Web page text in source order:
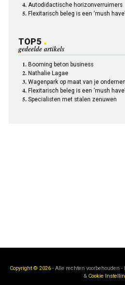
Autodidactische horizonverruimers
Flexitarisch beleg is een ‘mush have’
TOP5
gedeelde artikels
Booming beton business
Nathalie Lagae
Wagenpark op maat van je
Flexitarisch beleg is een ‘mush have’
Specialisten met stalen zenuwen
Copyright © 2026 - Alle rechten voorbehouden -
& Cookie